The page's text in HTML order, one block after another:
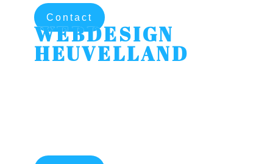
Contact
WEBDESIGN
HEUVELLAND